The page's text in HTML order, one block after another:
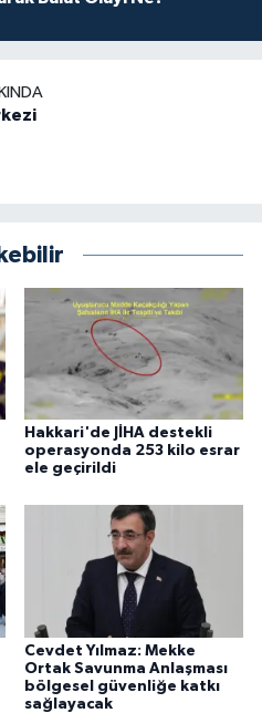
Hakkari'de JİHA destekli
operasyonda 253 kilo esrar
ele geçirildi
Cevdet Yılmaz: Mekke
Ortak Savunma Anlaşması
bölgesel güvenliğe katkı
sağlayacak